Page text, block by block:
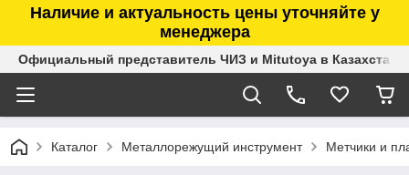
Наличие и актуальность цены уточняйте у
менеджера
Официальный представитель ЧИЗ и Mitutoya в Казахстане
Каталог Металлорежущий инструмент Метчики и